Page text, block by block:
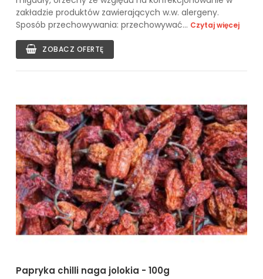
zakładzie produktów zawierających w.w. alergeny.
Sposób przechowywania: przechowywać... Czytaj więcej
ZOBACZ OFERTĘ
Papryka chilli naga jolokia - 100g